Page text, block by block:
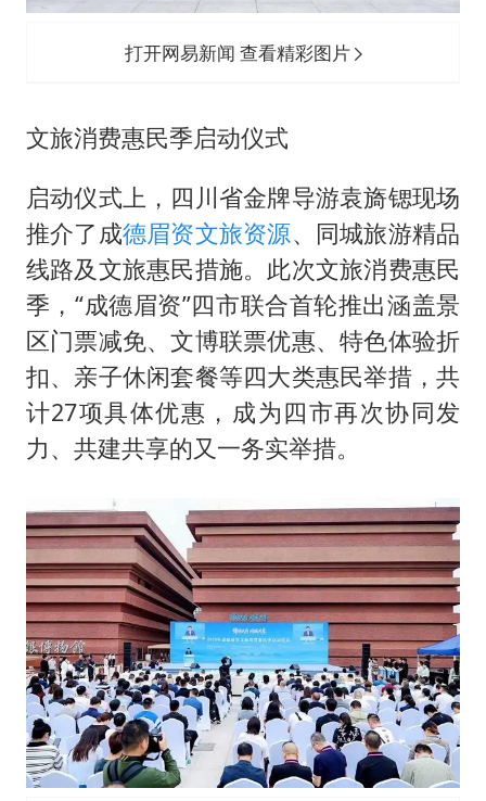
打开网易新闻 查看精彩图片
文旅消费惠民季启动仪式
启动仪式上，四川省金牌导游袁旖锶现场
推介了成德眉资文旅资源、同城旅游精品
线路及文旅惠民措施。此次文旅消费惠民
季，“成德眉资”四市联合首轮推出涵盖景
区门票减免、文博联票优惠、特色体验折
扣、亲子休闲套餐等四大类惠民举措，共
计27项具体优惠，成为四市再次协同发
力、共建共享的又一务实举措。